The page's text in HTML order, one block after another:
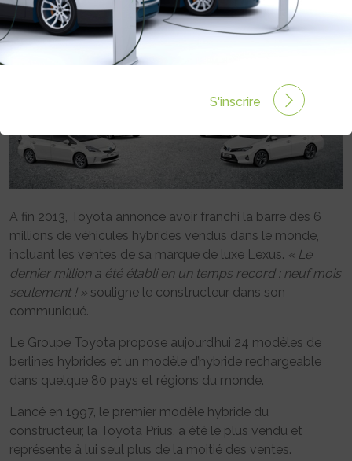
Rédigé par le 18 Jan 2014 à 00:00 0 commentaires
A fin 2013, Toyota annonce avoir franchi la barre des 6
millions de véhicules hybrides vendus dans le monde,
incluant les ventes de sa marque de luxe Lexus. « Le
dernier million a été établi en un temps record : neuf mois
seulement ! » souligne le constructeur dans son
communiqué.
Le Groupe Toyota propose aujourd’hui 24 modèles de
berlines hybrides et un modèle d’hybride rechargeable
dans quelque 80 pays et régions du monde.
Lancé en 1997, le premier modèle hybride du
constructeur, la Toyota Prius, a été le plus vendu et
représente à lui seul plus de la moitié des ventes.
S'inscrire